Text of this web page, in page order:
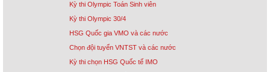
Kỳ thi Olympic Toán Sinh viên
Kỳ thi Olympic 30/4
HSG Quốc gia VMO và các nước
Chọn đội tuyển VNTST và các nước
Kỳ thi chọn HSG Quốc tế IMO